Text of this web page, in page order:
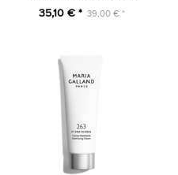
weichen und reichhaltigen Textur.
35,10 € * 39,00 € *